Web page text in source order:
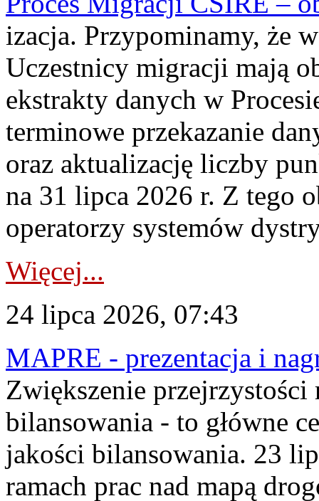
izacja. Przypominamy, że
Uczestnicy migracji mają
ekstrakty danych w
terminowe przekazanie
oraz aktualizację liczby
na 31 lipca 2026 r. Z tego
operatorzy systemów
Więcej...
24 lipca 2026, 07:43
MAPRE - prezentacja i
Zwiększenie
bilansowania - to główne
jakości bilansowania. 23
ramach prac nad mapą